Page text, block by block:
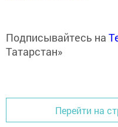
Подписывайтесь на
Татарстан»
Перейти на